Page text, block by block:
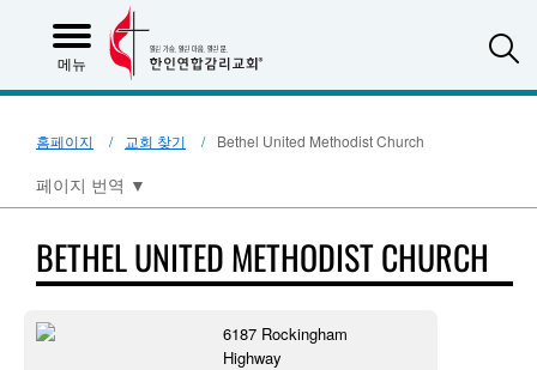
메뉴
홈페이지 교회 찾기 Bethel United Methodist Church
페이지 번역 ▼
BETHEL UNITED METHODIST CHURCH
6187 Rockingham
Highway